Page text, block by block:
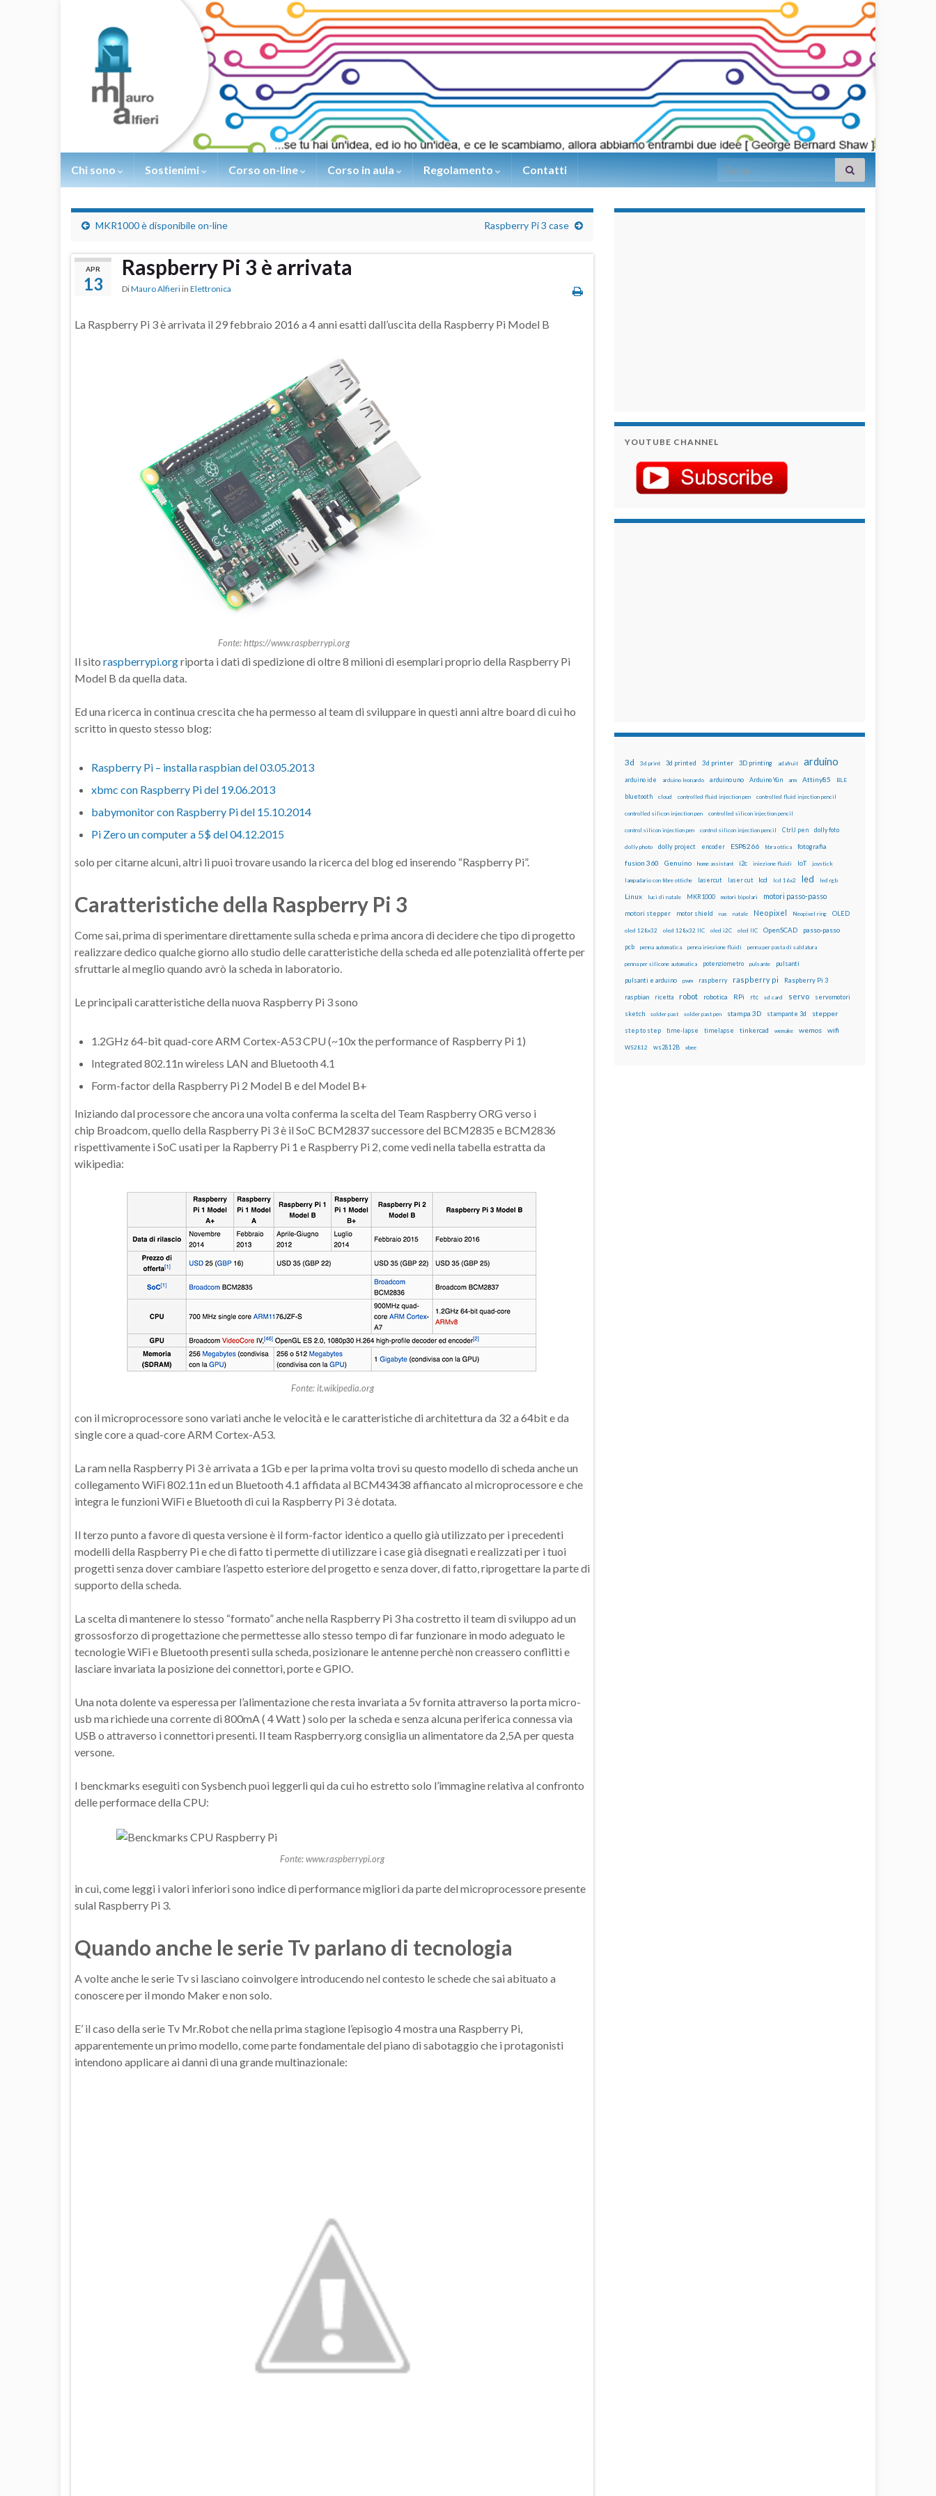
Chi sono Sostienimi Corso on-line Corso in aula Regolamento Contatti Search for:
MKR1000 è disponibile on-line Raspberry Pi 3 case
APR
13
Raspberry Pi 3 è arrivata
DiMauro Alfieri in Elettronica
La Raspberry Pi 3 è arrivata il 29 febbraio 2016 a 4 anni esatti dall’uscita della Raspberry Pi Model B
Fonte: https://www.raspberrypi.org
Il sito raspberrypi.orgriporta i dati di spedizione di oltre 8 milioni di esemplari proprio della Raspberry Pi
Model B da quella data.
Ed una ricerca in continua crescita che ha permesso al team di sviluppare in questi anni altre board di cui ho
scritto in questo stesso blog:
Raspberry Pi – installa raspbian del 03.05.2013
xbmc con Raspberry Pi del 19.06.2013
babymonitor con Raspberry Pi del 15.10.2014
Pi Zero un computer a 5$ del 04.12.2015
solo per citarne alcuni, altri li puoi trovare usando la ricerca del blog ed inserendo “Raspberry Pi”.
Caratteristiche della Raspberry Pi 3
Come sai, prima di sperimentare direttamente sulla scheda e prima ancora di decidere che tipo di progetto
realizzare dedico qualche giorno allo studio delle caratteristiche della scheda ed alle potenzialità offerte per
sfruttarle al meglio quando avrò la scheda in laboratorio.
Le principali caratteristiche della nuova Raspberry Pi 3 sono
1.2GHz 64-bit quad-core ARM Cortex-A53 CPU (~10x the performance of Raspberry Pi 1)
Integrated 802.11n wireless LAN and Bluetooth 4.1
Form-factor della Raspberry Pi 2 Model B e del Model B+
Iniziando dal processore che ancora una volta conferma la scelta del Team Raspberry ORG verso i
chip Broadcom, quello della Raspberry Pi 3 è il SoC BCM2837 successore del BCM2835 e BCM2836
rispettivamente i SoC usati per la Rapberry Pi 1 e Raspberry Pi 2, come vedi nella tabella estratta da
wikipedia:
Fonte: it.wikipedia.org
con il microprocessore sono variati anche le velocità e le caratteristiche di architettura da 32 a 64bit e da
single core a quad-core ARM Cortex-A53.
La ram nella Raspberry Pi 3 è arrivata a 1Gb e per la prima volta trovi su questo modello di scheda anche un
collegamento WiFi 802.11n ed un Bluetooth 4.1 affidata al BCM43438 affiancato al microprocessore e che
integra le funzioni WiFi e Bluetooth di cui la Raspberry Pi 3 è dotata.
Il terzo punto a favore di questa versione è il form-factor identico a quello già utilizzato per i precedenti
modelli della Raspberry Pi e che di fatto ti permette di utilizzare i case già disegnati e realizzati per i tuoi
progetti senza dover cambiare l’aspetto esteriore del progetto e senza dover, di fatto, riprogettare la parte di
supporto della scheda.
La scelta di mantenere lo stesso “formato” anche nella Raspberry Pi 3 ha costretto il team di sviluppo ad un
grossosforzo di progettazione che permettesse allo stesso tempo di far funzionare in modo adeguato le
tecnologie WiFi e Bluetooth presenti sulla scheda, posizionare le antenne perchè non creassero conflitti e
lasciare invariata la posizione dei connettori, porte e GPIO.
Una nota dolente va esperessa per l’alimentazione che resta invariata a 5v fornita attraverso la porta micro-
usb ma richiede una corrente di 800mA ( 4 Watt ) solo per la scheda e senza alcuna periferica connessa via
USB o attraverso i connettori presenti. Il team Raspberry.org consiglia un alimentatore da 2,5A per questa
versone.
I benckmarks eseguiti con Sysbench puoi leggerli qui da cui ho estretto solo l’immagine relativa al confronto
delle performace della CPU:
Fonte: www.raspberrypi.org
in cui, come leggi i valori inferiori sono indice di performance migliori da parte del microprocessore presente
sulal Raspberry Pi 3.
Quando anche le serie Tv parlano di tecnologia
A volte anche le serie Tv si lasciano coinvolgere introducendo nel contesto le schede che sai abituato a
conoscere per il mondo Maker e non solo.
E’ il caso della serie Tv Mr.Robot che nella prima stagione l’episogio 4 mostra una Raspberry Pi,
apparentemente un primo modello, come parte fondamentale del piano di sabotaggio che i protagonisti
intendono applicare ai danni di una grande multinazionale:
YOUTUBE CHANNEL
3d 3d print 3d printed 3d printer 3D printing adafruit arduino
arduino ide arduino leonardo arduino uno Arduino Yún arm Attiny85 BLE
bluetooth cloud controlled fluid injection pen controlled fluid injection pencil
controlled silicon injection pen controlled silicon injection pencil
control silicon injection pen control silicon injection pencil CtrlJ pen dolly foto
dolly photo dolly project encoder ESP8266 fibra ottica fotografia
fusion 360 Genuino home assistant i2c iniezione fluidi IoT joystick
lampadario con fibre ottiche lasercut laser cut lcd lcd 16x2 led led rgb
Linux luci di natale MKR1000 motori bipolari motori passo-passo
motori stepper motor shield nas natale Neopixel Neopixel ring OLED
oled 128x32 oled 128x32 IIC oled i2C oled IIC OpenSCAD passo-passo
pcb penna automatica penna iniezione fluidi penna per pasta di saldatura
penna per silicone automatica potenziometro pulsante pulsanti
pulsanti e arduino pwm raspberry raspberry pi Raspberry Pi 3
raspbian ricetta robot robotica RPi rtc sd card servo servomotori
sketch solder past solder past pen stampa 3D stampante 3d stepper
step to step time-lapse timelapse tinkercad wemake wemos wifi
WS2812 ws2812B xbee